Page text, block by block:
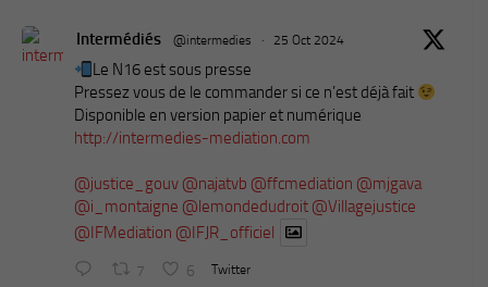
Intermédiés @intermedies · 25 Oct 2024
Le N16 est sous presse
Pressez vous de le commander si ce n’est déjà fait
Disponible en version papier et numérique
http://intermedies-mediation.com
@justice_gouv @najatvb @ffcmediation @mjgava
@i_montaigne @lemondedudroit @Villagejustice
@IFMediation @IFJR_officiel
7 6 Twitter